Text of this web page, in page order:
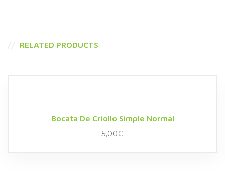
RELATED PRODUCTS
Bocata De Criollo Simple Normal
5,00€